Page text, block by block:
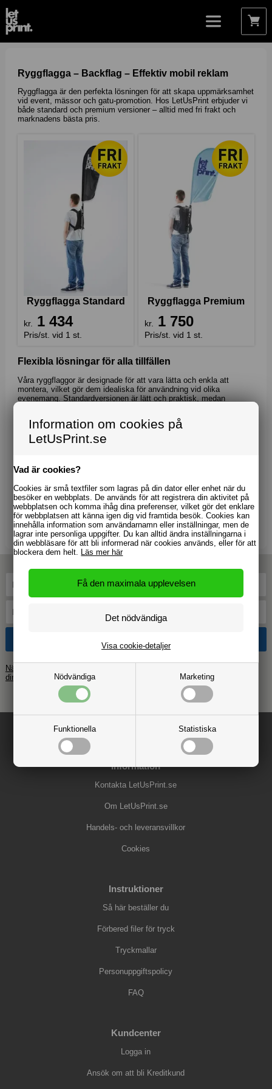
Information om cookies på
LetUsPrint.se
Vad är cookies?
Cookies är små textfiler som lagras på din dator eller enhet när du
besöker en webbplats. De används för att registrera din aktivitet på
webbplatsen och komma ihåg dina preferenser, vilket gör det enklare
för webbplatsen att känna igen dig vid framtida besök. Cookies kan
innehålla information som användarnamn eller inställningar, men de
lagrar inte personliga uppgifter. Du kan alltid ändra inställningarna i
din webbläsare för att bli informerad när cookies används, eller för att
blockera dem helt. Läs mer här
Nödvändiga Marketing
Funktionella Statistiska
Visa cookie-detaljer
Ryggflagga – Backflag – Effektiv mobil reklam
Ryggflagga är den perfekta lösningen för att skapa uppmärksamhet
vid event, mässor och gatu-promotion. Hos LetUsPrint erbjuder vi
både standard och premium versioner – alltid med fri frakt och
marknadens bästa pris.
Ryggflagga Standard
kr. 1 434
Pris/st. vid 1 st.
Ryggflagga Premium
kr. 1 750
Pris/st. vid 1 st.
Flexibla lösningar för alla tillfällen
Våra ryggflaggor är designade för att vara lätta och enkla att
montera, vilket gör dem idealiska för användning vid olika
evenemang. Standardversionen är lätt och praktisk, medan
Fördelar med ryggflaggor från LetUsPrint
Låg vikt och hög komfort
Fri frakt och marknadens bästa pris
Oavsett om du deltar i en mässa, festival eller gatu-event, ger
ryggflaggan dig möjlighet att bära ditt budskap synligt och effektivt
– var du än går.
När du anmäler dig accepterar du vår personuppgiftspolicy – vi hanterar
dina uppgifter med omsorg.
Information
Kontakta LetUsPrint.se
Om LetUsPrint.se
Handels- och leveransvillkor
Cookies
Instruktioner
Så här beställer du
Förbered filer för tryck
Tryckmallar
Personuppgiftspolicy
FAQ
Kundcenter
Logga in
Ansök om att bli Kreditkund